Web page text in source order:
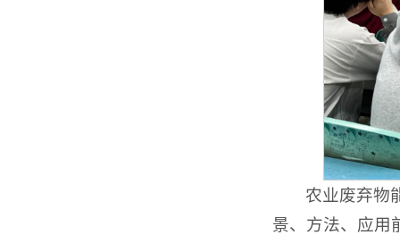
农业废弃物
景、方法、应用